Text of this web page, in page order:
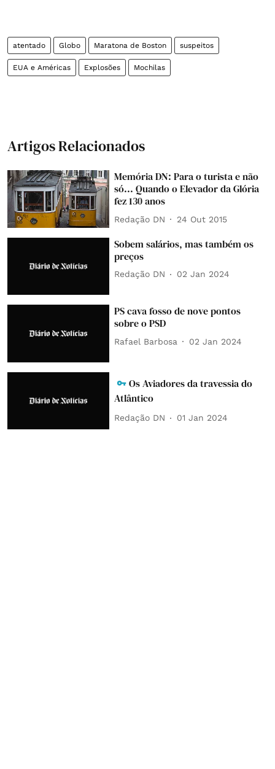
atentado Globo Maratona de Boston suspeitos
EUA e Américas Explosões Mochilas
Artigos Relacionados
Memória DN: Para o turista e não
só... Quando o Elevador da Glória
fez 130 anos
Redação DN 24 Out 2015
Sobem salários, mas também os
preços
Redação DN 02 Jan 2024
PS cava fosso de nove pontos
sobre o PSD
Rafael Barbosa 02 Jan 2024
Os Aviadores da travessia do
Atlântico
Redação DN 01 Jan 2024